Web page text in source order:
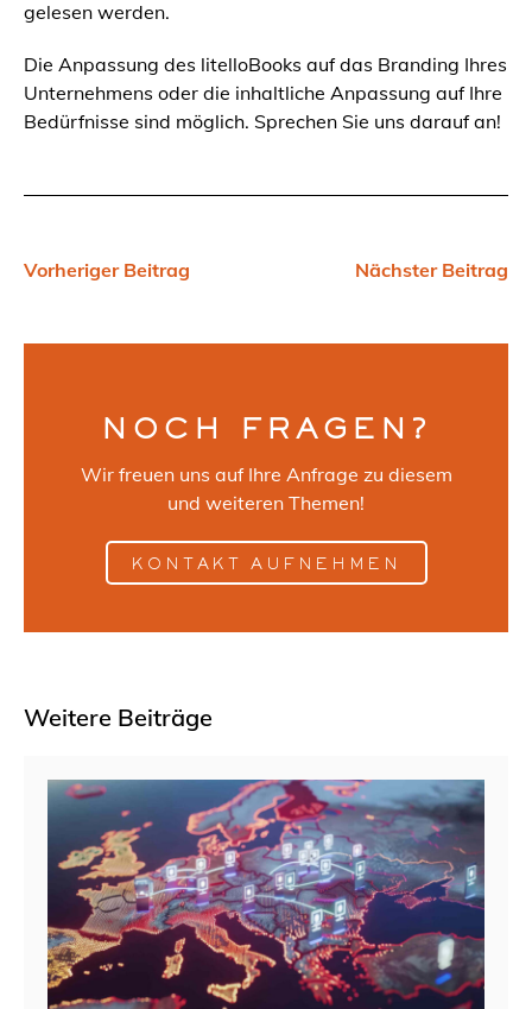
gelesen werden.
Die Anpassung des litelloBooks auf das Branding Ihres
Unternehmens oder die inhaltliche Anpassung auf Ihre
Bedürfnisse sind möglich. Sprechen Sie uns darauf an!
Vorheriger Beitrag Nächster Beitrag
NOCH FRAGEN?
Wir freuen uns auf Ihre Anfrage zu diesem
und weiteren Themen!
KONTAKT AUFNEHMEN
Weitere Beiträge